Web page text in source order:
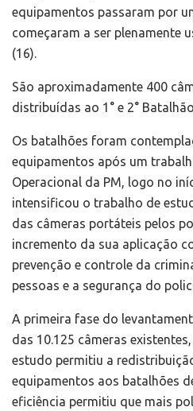
equipamentos passaram por
começaram a ser plenamente
(16).
São aproximadamente 400
distribuídas ao 1° e 2°
Os batalhões foram
equipamentos após um
Operacional da PM, logo no
intensificou o trabalho de
das câmeras portáteis pelos
incremento da sua aplicação
prevenção e controle da
pessoas e a segurança do
A primeira fase do
das 10.125 câmeras
estudo permitiu a
equipamentos aos batalhões
eficiência permitiu que mais